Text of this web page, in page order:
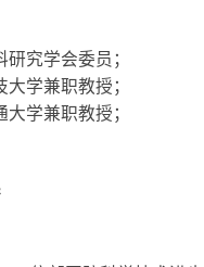
究学会委员；
学兼职教授；
学兼职教授；